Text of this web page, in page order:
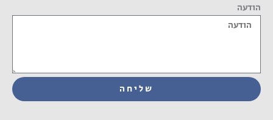
הודעה
שליחה